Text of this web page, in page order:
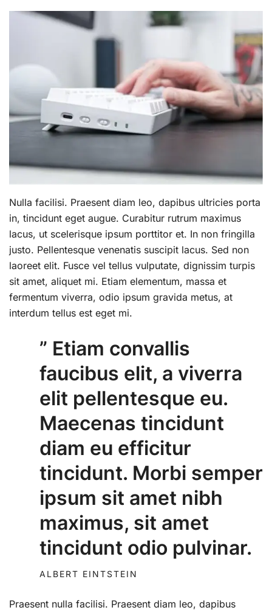
Nulla facilisi. Praesent diam leo, dapibus ultricies porta
in, tincidunt eget augue. Curabitur rutrum maximus
lacus, ut scelerisque ipsum porttitor et. In non fringilla
justo. Pellentesque venenatis suscipit lacus. Sed non
laoreet elit. Fusce vel tellus vulputate, dignissim turpis
sit amet, aliquet mi. Etiam elementum, massa et
fermentum viverra, odio ipsum gravida metus, at
interdum tellus est eget mi.
” Etiam convallis
faucibus elit, a viverra
elit pellentesque eu.
Maecenas tincidunt
diam eu efficitur
tincidunt. Morbi semper
ipsum sit amet nibh
maximus, sit amet
tincidunt odio pulvinar.
ALBERT EINTSTEIN
Praesent nulla facilisi. Praesent diam leo, dapibus